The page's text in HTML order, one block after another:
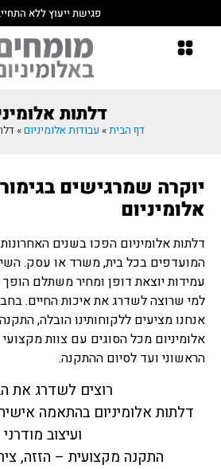
פגישת ייעוץ ללא התחייבות
דלתות
דף הבית»עבודות אלומיניום»דלתות
יוקרה שמרגישים
אלומיניום
דלתות אלומיניום הפכו בשנים האחרונות
המועדפים בכל בית, משרד או עסק. השילוב
עמידות יוצאת דופן ומחיר משתלם הופך
למי שרוצה לשדרג את איכות החיים.
אנחנו מציעים ללקוחותינו הובלה, התקנה
אלומיניום מכל הסוגים עם צוות מקצועי
הראשוני ועד לסיום ההתקנה.
רוצים לשדרג את
דלתות אלומיניום בהתאמה
ועיצוב מודרני
התקנה מקצועית – הזזה, ציר,